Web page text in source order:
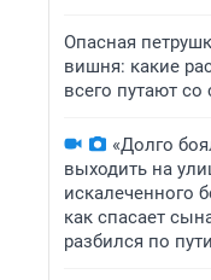
Опасная
вишня: какие
всего путают
«Долго
выходить на
искалеченного
как спасает
разбился по